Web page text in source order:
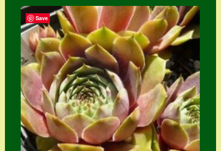
ng
Zahlung
Zahlungs- &
Versandinfos
Zubehör
Zubehör
Save